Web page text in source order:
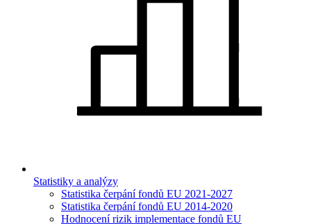
Statistiky a analýzy
Statistika čerpání fondů EU 2021-2027
Statistika čerpání fondů EU 2014-2020
Hodnocení rizik implementace fondů EU